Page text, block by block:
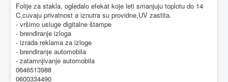
Folije za stakla, ogledalo efekat koje leti smanjuju toplotu do 14
C,cuvaju privatnost a iznutra su providne,UV zastita.
- vršimo usluge digitalne štampe
- brendiranje izloga
- izrada reklama za izloge
- brendiranje automobila
- zatamnjivanje automobila
0646513988
0600334490